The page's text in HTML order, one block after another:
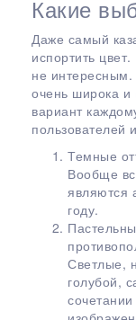
Какие
Даже самый
испортить
не интересным.
очень широка и
вариант
пользователей
Темные
Вообще
являются
году.
Светлые,
голубой,